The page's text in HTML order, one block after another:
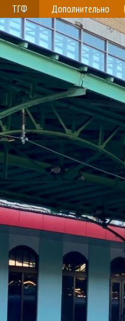
ТГФ Дополнительно